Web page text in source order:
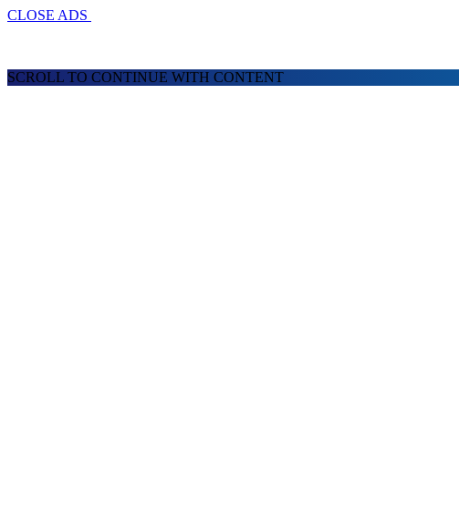
CLOSE ADS
SCROLL TO CONTINUE WITH CONTENT